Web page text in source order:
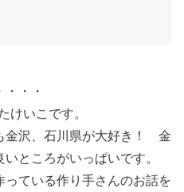
・・
いこです。
金沢、石川県が大好き！ 金
ところがいっぱいです。
ている作り手さんのお話を